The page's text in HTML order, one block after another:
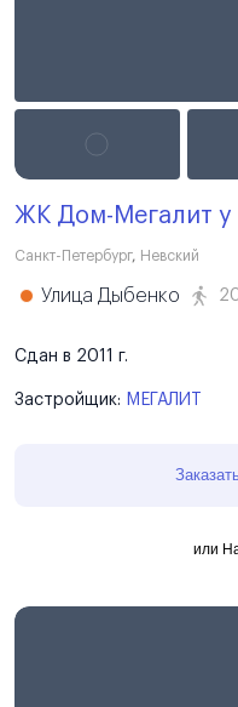
ЖК Дом-Мегалит у
Санкт-Петербург, Невский
Улица Дыбенко
Сдан в 2011 г.
Застройщик: МЕГАЛИТ
или